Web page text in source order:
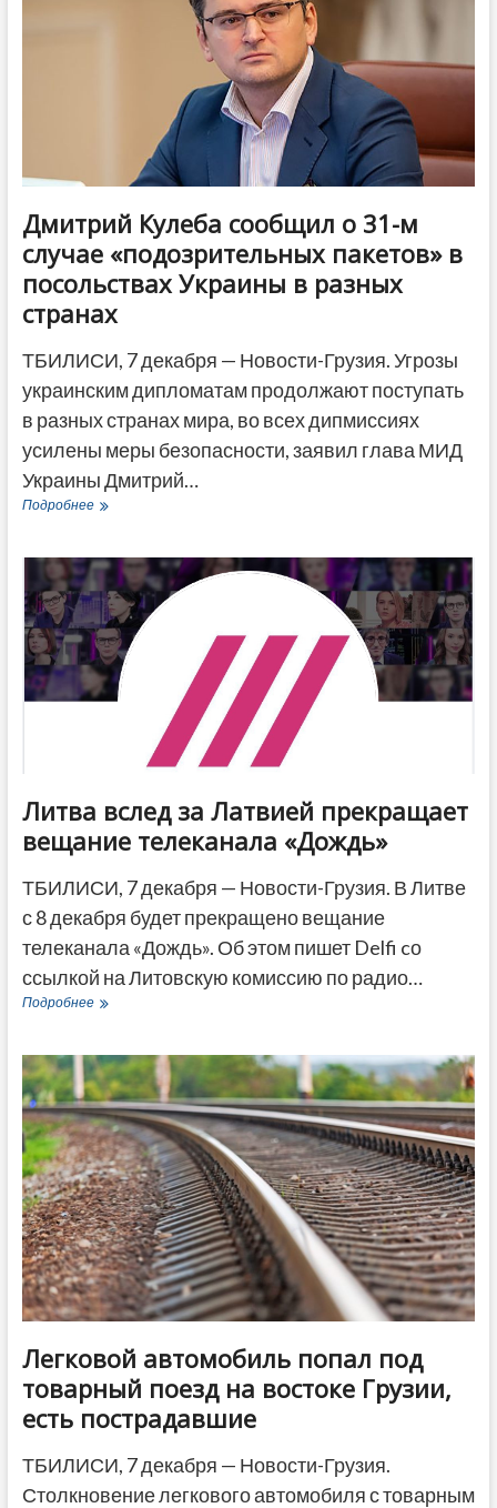
Дмитрий Кулеба сообщил о 31-м
случае «подозрительных пакетов» в
посольствах Украины в разных
странах
ТБИЛИСИ, 7 декабря — Новости-Грузия. Угрозы
украинским дипломатам продолжают поступать
в разных странах мира, во всех дипмиссиях
усилены меры безопасности, заявил глава МИД
Украины Дмитрий…
ПодробнееДмитрий
о
31-
м
случае
«подозрительных
пакетов»
в
посольствах
Литва вслед за Латвией прекращает
вещание телеканала «Дождь»
ТБИЛИСИ, 7 декабря — Новости-Грузия. В Литве
с 8 декабря будет прекращено вещание
телеканала «Дождь». Об этом пишет Delfi cо
ссылкой на Литовскую комиссию по радио…
ПодробнееЛитва
Латвией
прекращает
вещание
телеканала
«Дождь»
Легковой автомобиль попал под
товарный поезд на востоке Грузии,
есть пострадавшие
ТБИЛИСИ, 7 декабря — Новости-Грузия.
Столкновение легкового автомобиля с товарным